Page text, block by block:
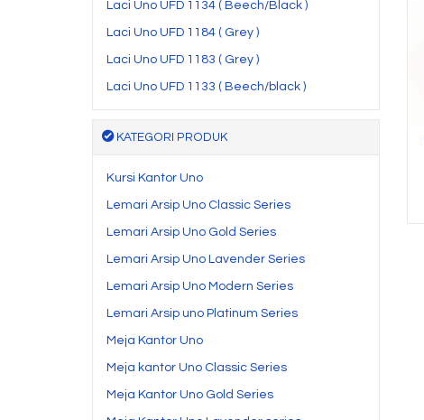
Laci Uno UFD 1134 ( Beech/Black )
Laci Uno UFD 1184 ( Grey )
Laci Uno UFD 1183 ( Grey )
Laci Uno UFD 1133 ( Beech/black )
KATEGORI PRODUK
Kursi Kantor Uno
Lemari Arsip Uno Classic Series
Lemari Arsip Uno Gold Series
Lemari Arsip Uno Lavender Series
Lemari Arsip Uno Modern Series
Lemari Arsip uno Platinum Series
Meja Kantor Uno
Meja kantor Uno Classic Series
Meja Kantor Uno Gold Series